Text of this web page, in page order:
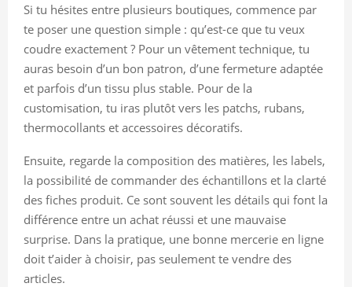
Si tu hésites entre plusieurs boutiques, commence par
te poser une question simple : qu’est-ce que tu veux
coudre exactement ? Pour un vêtement technique, tu
auras besoin d’un bon patron, d’une fermeture adaptée
et parfois d’un tissu plus stable. Pour de la
customisation, tu iras plutôt vers les patchs, rubans,
thermocollants et accessoires décoratifs.
Ensuite, regarde la composition des matières, les labels,
la possibilité de commander des échantillons et la clarté
des fiches produit. Ce sont souvent les détails qui font la
différence entre un achat réussi et une mauvaise
surprise. Dans la pratique, une bonne mercerie en ligne
doit t’aider à choisir, pas seulement te vendre des
articles.